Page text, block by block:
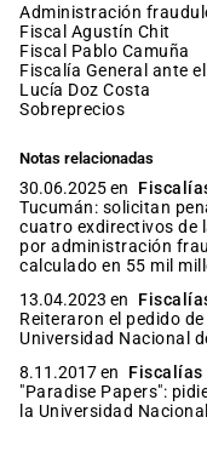
administración
fiscal Agustín Chit
fiscal Pablo Camuña
Fiscalía General ante
Lucía Doz Costa
sobreprecios
Notas relacionadas
30.06.2025 en
Tucumán: solicitan
cuatro exdirectivos de
por administración
calculado en 55 mil
13.04.2023 en
Reiteraron el pedido
Universidad Nacional
8.11.2017 en
Fiscalías
"Paradise Papers":
la Universidad